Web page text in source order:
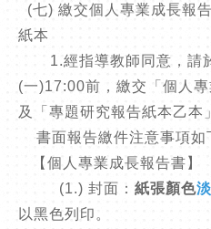
(七) 繳交個人專業成長報
紙本
1.經指導教師同意，請
(一)17:00前，繳交「個人專
及「專題研究報告紙本乙本
書面報告繳件注意事項如
【個人專業成長報告書】
(1.) 封面： 紙張顏色
以黑色列印。